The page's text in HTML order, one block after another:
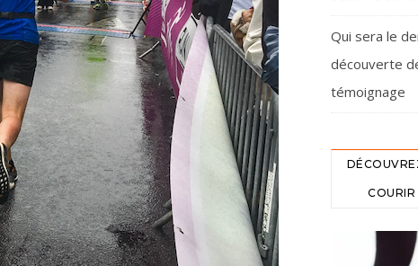
Qui sera le
découverte
témoignage